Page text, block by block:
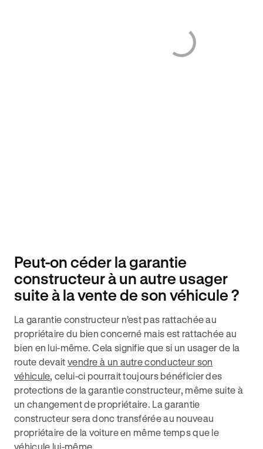
Peut-on céder la garantie
constructeur à un autre usager
suite à la vente de son véhicule ?
La garantie constructeur n’est pas rattachée au
propriétaire du bien concerné mais est rattachée au
bien en lui-même. Cela signifie que si un usager de la
route devait vendre à un autre conducteur son
véhicule, celui-ci pourrait toujours bénéficier des
protections de la garantie constructeur, même suite à
un changement de propriétaire. La garantie
constructeur sera donc transférée au nouveau
propriétaire de la voiture en même temps que le
véhicule lui-même.